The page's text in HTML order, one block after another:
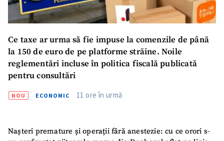
Ce taxe ar urma să fie impuse la comenzile de până
la 150 de euro de pe platforme străine. Noile
reglementări incluse în politica fiscală publicată
pentru consultări
NOU ECONOMIC 11 ore în urmă
Nașteri premature și operații fără anestezie: cu ce orori s-